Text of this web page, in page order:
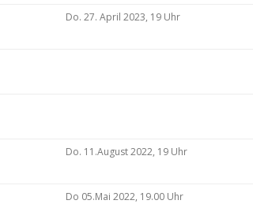
Do. 27. April 2023, 19 Uhr
Do. 11.August 2022, 19 Uhr
Do 05.Mai 2022, 19.00 Uhr